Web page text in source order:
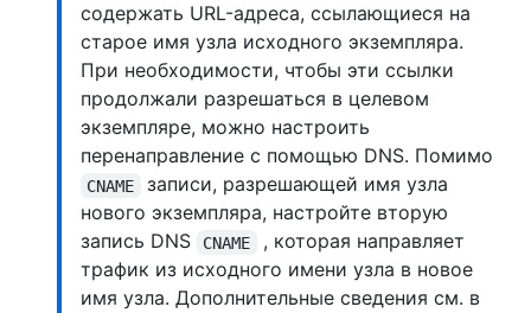
содержать URL-адреса, ссылающиеся на
старое имя узла исходного экземпляра.
При необходимости, чтобы эти ссылки
продолжали разрешаться в целевом
экземпляре, можно настроить
перенаправление с помощью DNS. Помимо
CNAME
записи, разрешающей имя узла
нового экземпляра, настройте вторую
запись DNS
CNAME
, которая направляет
трафик из исходного имени узла в новое
имя узла. Дополнительные сведения см. в